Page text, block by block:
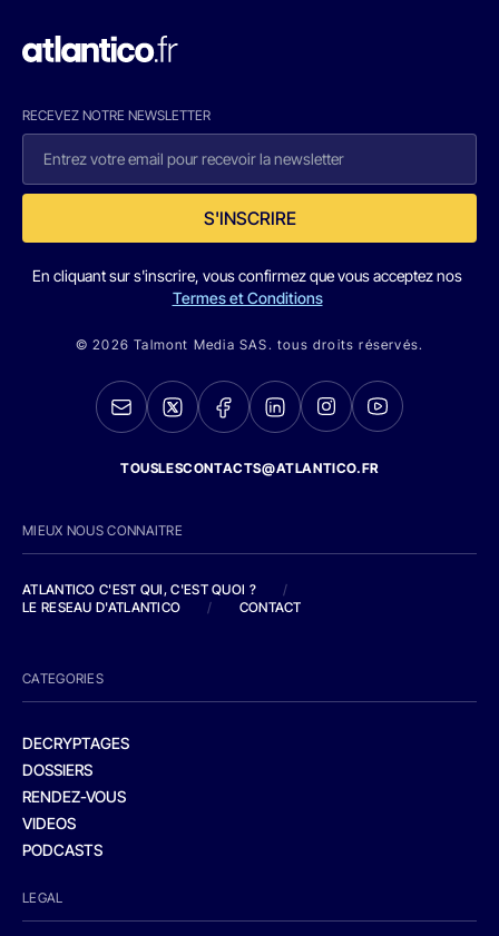
RECEVEZ NOTRE NEWSLETTER
S'INSCRIRE
En cliquant sur s'inscrire, vous confirmez que vous acceptez nos
Termes et Conditions
© 2026 Talmont Media SAS. tous droits réservés.
TOUSLESCONTACTS@ATLANTICO.FR
MIEUX NOUS CONNAITRE
ATLANTICO C'EST QUI, C'EST QUOI ?
/
LE RESEAU D'ATLANTICO
/ CONTACT
CATEGORIES
DECRYPTAGES
DOSSIERS
RENDEZ-VOUS
VIDEOS
PODCASTS
LEGAL